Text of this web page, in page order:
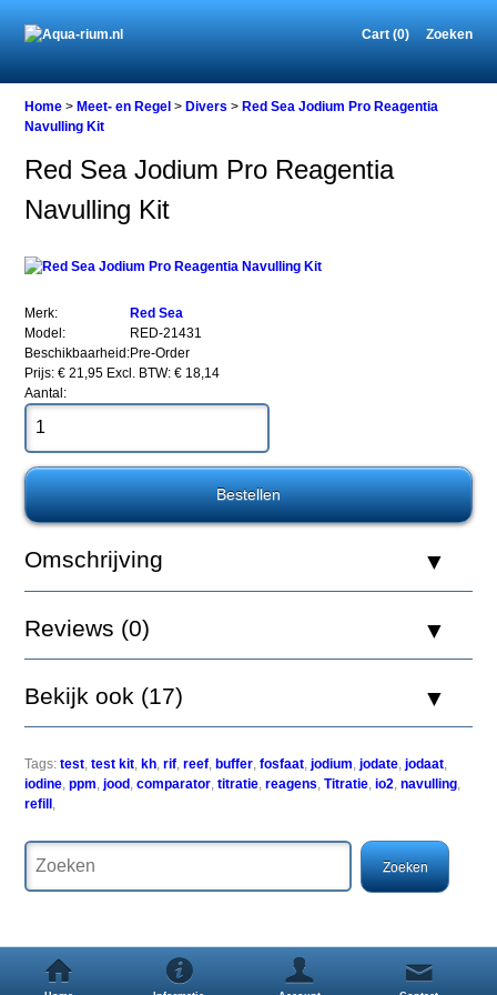
Cart (0) Zoeken
Home
Meet-
en
Regel
Red
Pro
Reagentia
Navulling
Kit
Sea
Reagentia
Kit
voor
de
Home >Meet- en Regel >Divers >Red Sea Jodium Pro Reagentia
Navulling Kit
Red Sea Jodium Pro Reagentia
Navulling Kit
Merk:
Red Sea
Model:
RED-21431
Beschikbaarheid:Pre-Order
Prijs: € 21,95 Excl. BTW: € 18,14
Aantal:
Omschrijving
Reviews (0)
Bekijk ook (17)
Tags: test,test kit, kh,rif,reef, buffer,fosfaat,jodium,jodate,jodaat,
iodine,ppm,jood ,comparator,titratie,reagens,Titratie,io2,navulling,
refill ,